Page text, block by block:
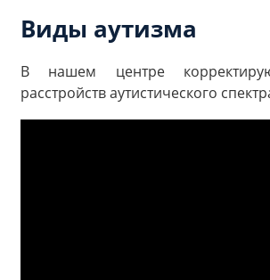
Виды аутизма
В нашем центре
расстройств аутистического